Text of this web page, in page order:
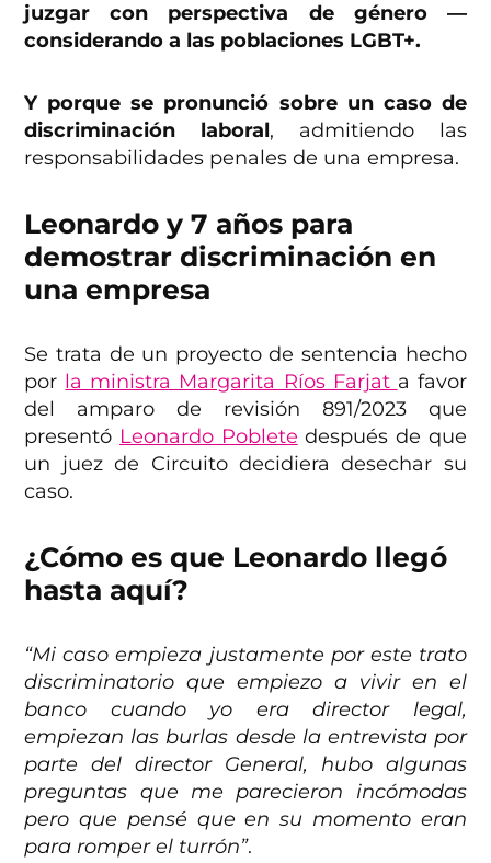
juzgar con perspectiva de género —
considerando a las poblaciones LGBT+.
Y porque se pronunció sobre un caso de
discriminación laboral, admitiendo las
responsabilidades penales de una empresa.
Leonardo y 7 años para
demostrar discriminación en
una empresa
Se trata de un proyecto de sentencia hecho
por la ministra Margarita Ríos Farjat a favor
del amparo de revisión 891/2023 que
presentó Leonardo Poblete después de que
un juez de Circuito decidiera desechar su
caso.
¿Cómo es que Leonardo llegó
hasta aquí?
“Mi caso empieza justamente por este trato
discriminatorio que empiezo a vivir en el
banco cuando yo era director legal,
empiezan las burlas desde la entrevista por
parte del director General, hubo algunas
preguntas que me parecieron incómodas
pero que pensé que en su momento eran
para romper el turrón”.